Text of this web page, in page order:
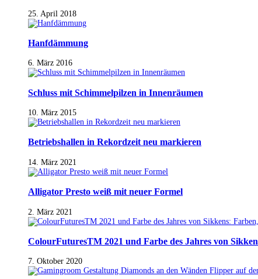
25. April 2018
Hanfdämmung
6. März 2016
Schluss mit Schimmelpilzen in Innenräumen
10. März 2015
Betriebshallen in Rekordzeit neu markieren
14. März 2021
Alligator Presto weiß mit neuer Formel
2. März 2021
ColourFuturesTM 2021 und Farbe des Jahres von
7. Oktober 2020